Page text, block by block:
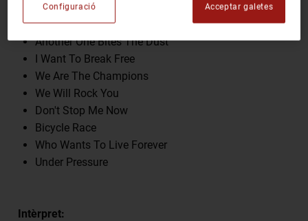
Killer Queen
Love Of My Life
Another One Bites The Dust
I Want To Break Free
We Are The Champions
We Will Rock You
Don't Stop Me Now
Bicycle Race
Who Wants To Live Forever
Under Pressure
Intèrpret:
Acceptar galetes
Configuració